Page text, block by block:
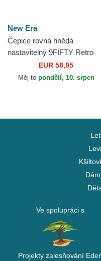
New Era
Čepice rovná hnědá
nastavitelný 9FIFTY Retro
Crown Wool Pinstripe
Chicago White Sox MLB
EUR 58,95
Měj to pondělí, 10. srpen
Ve spolupráci s
Projekty zalesňování